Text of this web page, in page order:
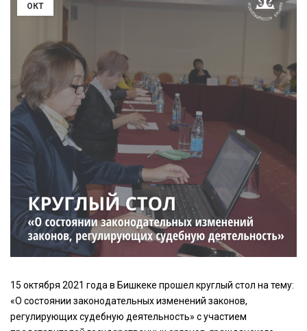
ОКТ
15 октября 2021 года в Бишкеке прошел круглый стол на тему:
«О состоянии законодательных изменений законов,
регулирующих судебную деятельность» с участием